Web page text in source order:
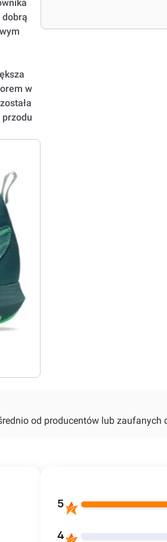
w
przodu
od producentów lub zaufanych
5
4